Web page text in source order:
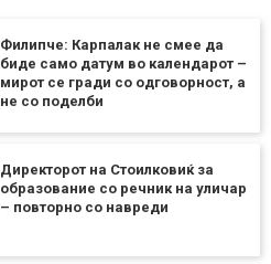
Филипче: Карпалак не смее да
биде само датум во календарот –
мирот се гради со одговорност, а
не со поделби
Директорот на Стоилковиќ за
образование со речник на уличар
– повторно со навреди